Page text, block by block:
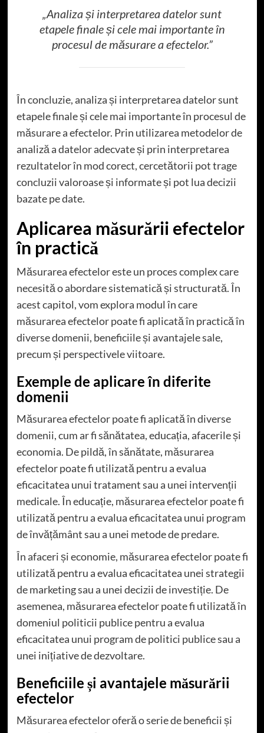
„Analiza și interpretarea datelor sunt
etapele finale și cele mai importante în
procesul de măsurare a efectelor.”
În concluzie, analiza și interpretarea datelor sunt
etapele finale și cele mai importante în procesul de
măsurare a efectelor. Prin utilizarea metodelor de
analiză a datelor adecvate și prin interpretarea
rezultatelor în mod corect, cercetătorii pot trage
concluzii valoroase și informate și pot lua decizii
bazate pe date.
Aplicarea măsurării efectelor
în practică
Măsurarea efectelor este un proces complex care
necesită o abordare sistematică și structurată. În
acest capitol, vom explora modul în care
măsurarea efectelor poate fi aplicată în practică în
diverse domenii, beneficiile și avantajele sale,
precum și perspectivele viitoare.
Exemple de aplicare în diferite
domenii
Măsurarea efectelor poate fi aplicată în diverse
domenii, cum ar fi sănătatea, educația, afacerile și
economia. De pildă, în sănătate, măsurarea
efectelor poate fi utilizată pentru a evalua
eficacitatea unui tratament sau a unei intervenții
medicale. În educație, măsurarea efectelor poate fi
utilizată pentru a evalua eficacitatea unui program
de învățământ sau a unei metode de predare.
În afaceri și economie, măsurarea efectelor poate fi
utilizată pentru a evalua eficacitatea unei strategii
de marketing sau a unei decizii de investiție. De
asemenea, măsurarea efectelor poate fi utilizată în
domeniul politicii publice pentru a evalua
eficacitatea unui program de politici publice sau a
unei inițiative de dezvoltare.
Beneficiile și avantajele măsurării
efectelor
Măsurarea efectelor oferă o serie de beneficii și